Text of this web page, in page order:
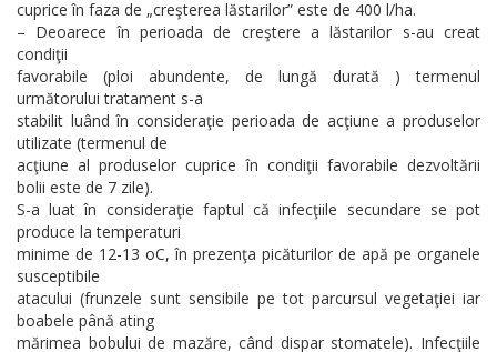
cuprice în faza de „creşterea lăstarilor” este de 400 l/ha.
– Deoarece în perioada de creştere a lăstarilor s-au creat
condiţii
favorabile (ploi abundente, de lungă durată ) termenul
următorului tratament s-a
stabilit luând în consideraţie perioada de acţiune a produselor
utilizate (termenul de
acţiune al produselor cuprice în condiţii favorabile dezvoltării
bolii este de 7 zile).
S-a luat în consideraţie faptul că infecţiile secundare se pot
produce la temperaturi
minime de 12-13 oC, în prezenţa picăturilor de apă pe organele
susceptibile
atacului (frunzele sunt sensibile pe tot parcursul vegetaţiei iar
boabele până ating
mărimea bobului de mazăre, când dispar stomatele). Infecţiile